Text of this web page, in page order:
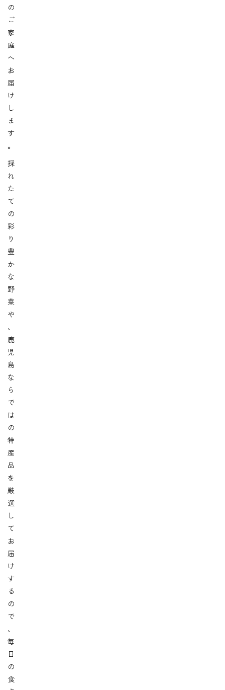
の
ご
家
庭
へ
お
届
け
し
ま
す
。
採
れ
た
て
の
彩
り
豊
か
な
野
菜
や
、
鹿
児
島
な
ら
で
は
の
特
産
品
を
厳
選
し
て
お
届
け
す
る
の
で
、
毎
日
の
食